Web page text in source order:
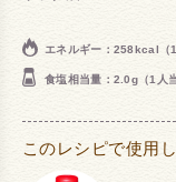
エネルギー：258kcal（1
食塩相当量：2.0g（1人当
このレシピで使用